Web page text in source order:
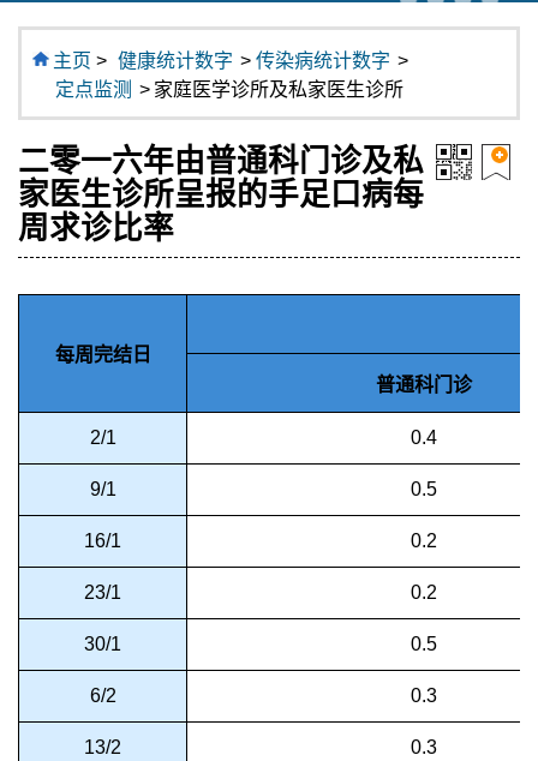
主页 > 健康统计数字 > 传染病统计数字 >
定点监测 > 家庭医学诊所及私家医生诊所
二零一六年由普通科门诊及私
家医生诊所呈报的手足口病每
周求诊比率
每周完结日
普通科门诊
2/1 0.4
9/1 0.5
16/1 0.2
23/1 0.2
30/1 0.5
6/2 0.3
13/2 0.3